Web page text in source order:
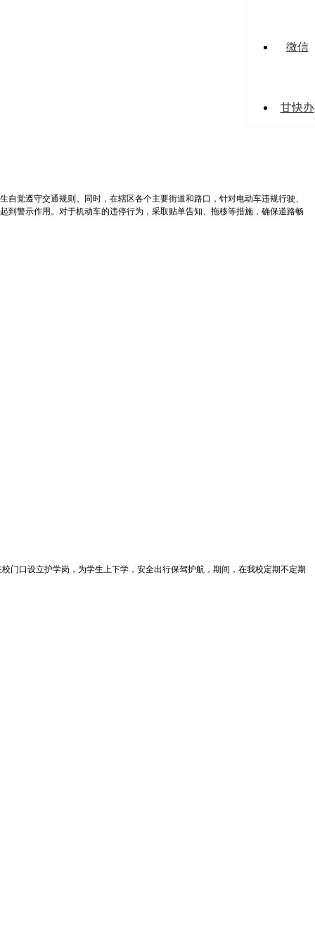
觉遵守交通规则。同时，在辖区各个主要街道和路口，针对电动车违规行驶、
警示作用。对于机动车的违停行为，采取贴单告知、拖移等措施，确保道路畅
门口设立护学岗，为学生上下学，安全出行保驾护航，期间，在我校定期不定期
微信
甘快办